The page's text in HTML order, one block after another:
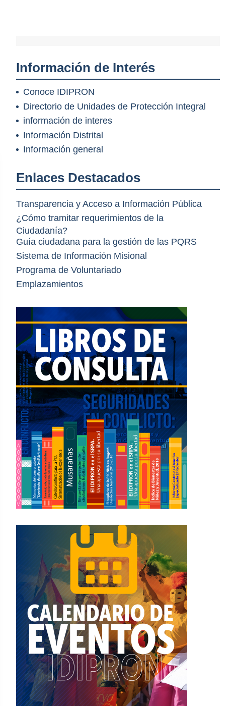
Información de Interés
Conoce IDIPRON
Directorio de Unidades de Protección Integral
información de interes
Información Distrital
Información general
Enlaces Destacados
Transparencia y Acceso a Información Pública
¿Cómo tramitar requerimientos de la
Ciudadanía?
Guía ciudadana para la gestión de las PQRS
Sistema de Información Misional
Programa de Voluntariado
Emplazamientos